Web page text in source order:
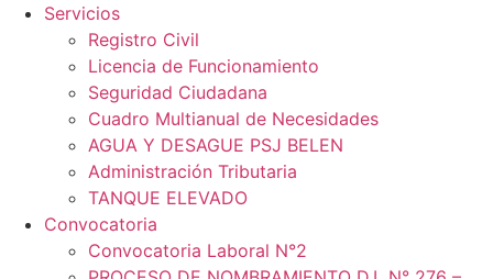
Servicios
Registro Civil
Licencia de Funcionamiento
Seguridad Ciudadana
Cuadro Multianual de Necesidades
AGUA Y DESAGUE PSJ BELEN
Administración Tributaria
TANQUE ELEVADO
Convocatoria
Convocatoria Laboral N°2